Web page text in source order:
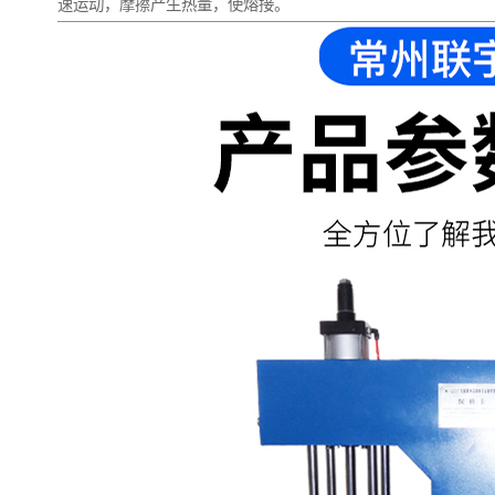
速运动，摩擦产生热量，使熔接。